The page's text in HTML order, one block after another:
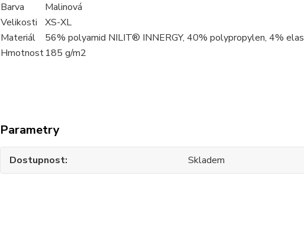
Barva
Malinová
Velikosti
XS-XL
Materiál
56% polyamid NILIT® INNERGY, 40% polypropylen, 4%
Hmotnost185 g/m2
Parametry
Dostupnost Skladem